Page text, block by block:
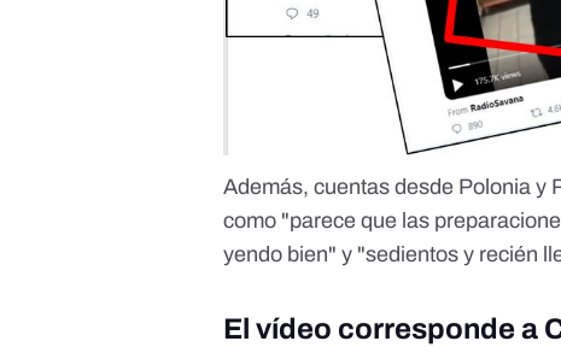
Además, cuentas desde Polonia y
como "parece que las
yendo bien" y "sedientos y recién
El vídeo corresponde a